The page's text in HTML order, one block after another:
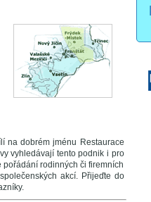
na dobrém jménu Restaurace
vyhledávají tento podnik i pro
rodinných či firemních
akcí. Přijeďte do